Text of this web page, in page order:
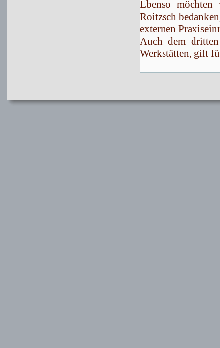
Ebenso
Roitzsch
externen
Auch dem
Werkstätten, gilt